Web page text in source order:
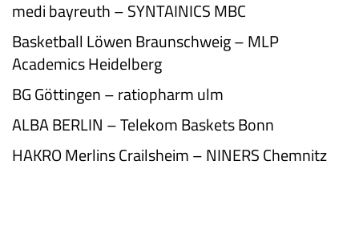
medi bayreuth – SYNTAINICS MBC
Basketball Löwen Braunschweig – MLP
Academics Heidelberg
BG Göttingen – ratiopharm ulm
ALBA BERLIN – Telekom Baskets Bonn
HAKRO Merlins Crailsheim – NINERS Chemnitz